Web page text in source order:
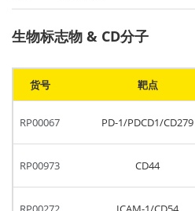
生物标志物 & CD分子
货号 靶点
RP00067 PD-1/PDCD1/CD279
RP00973 CD44